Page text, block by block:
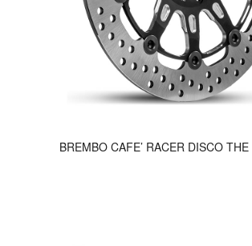
BREMBO CAFE’ RACER DISCO